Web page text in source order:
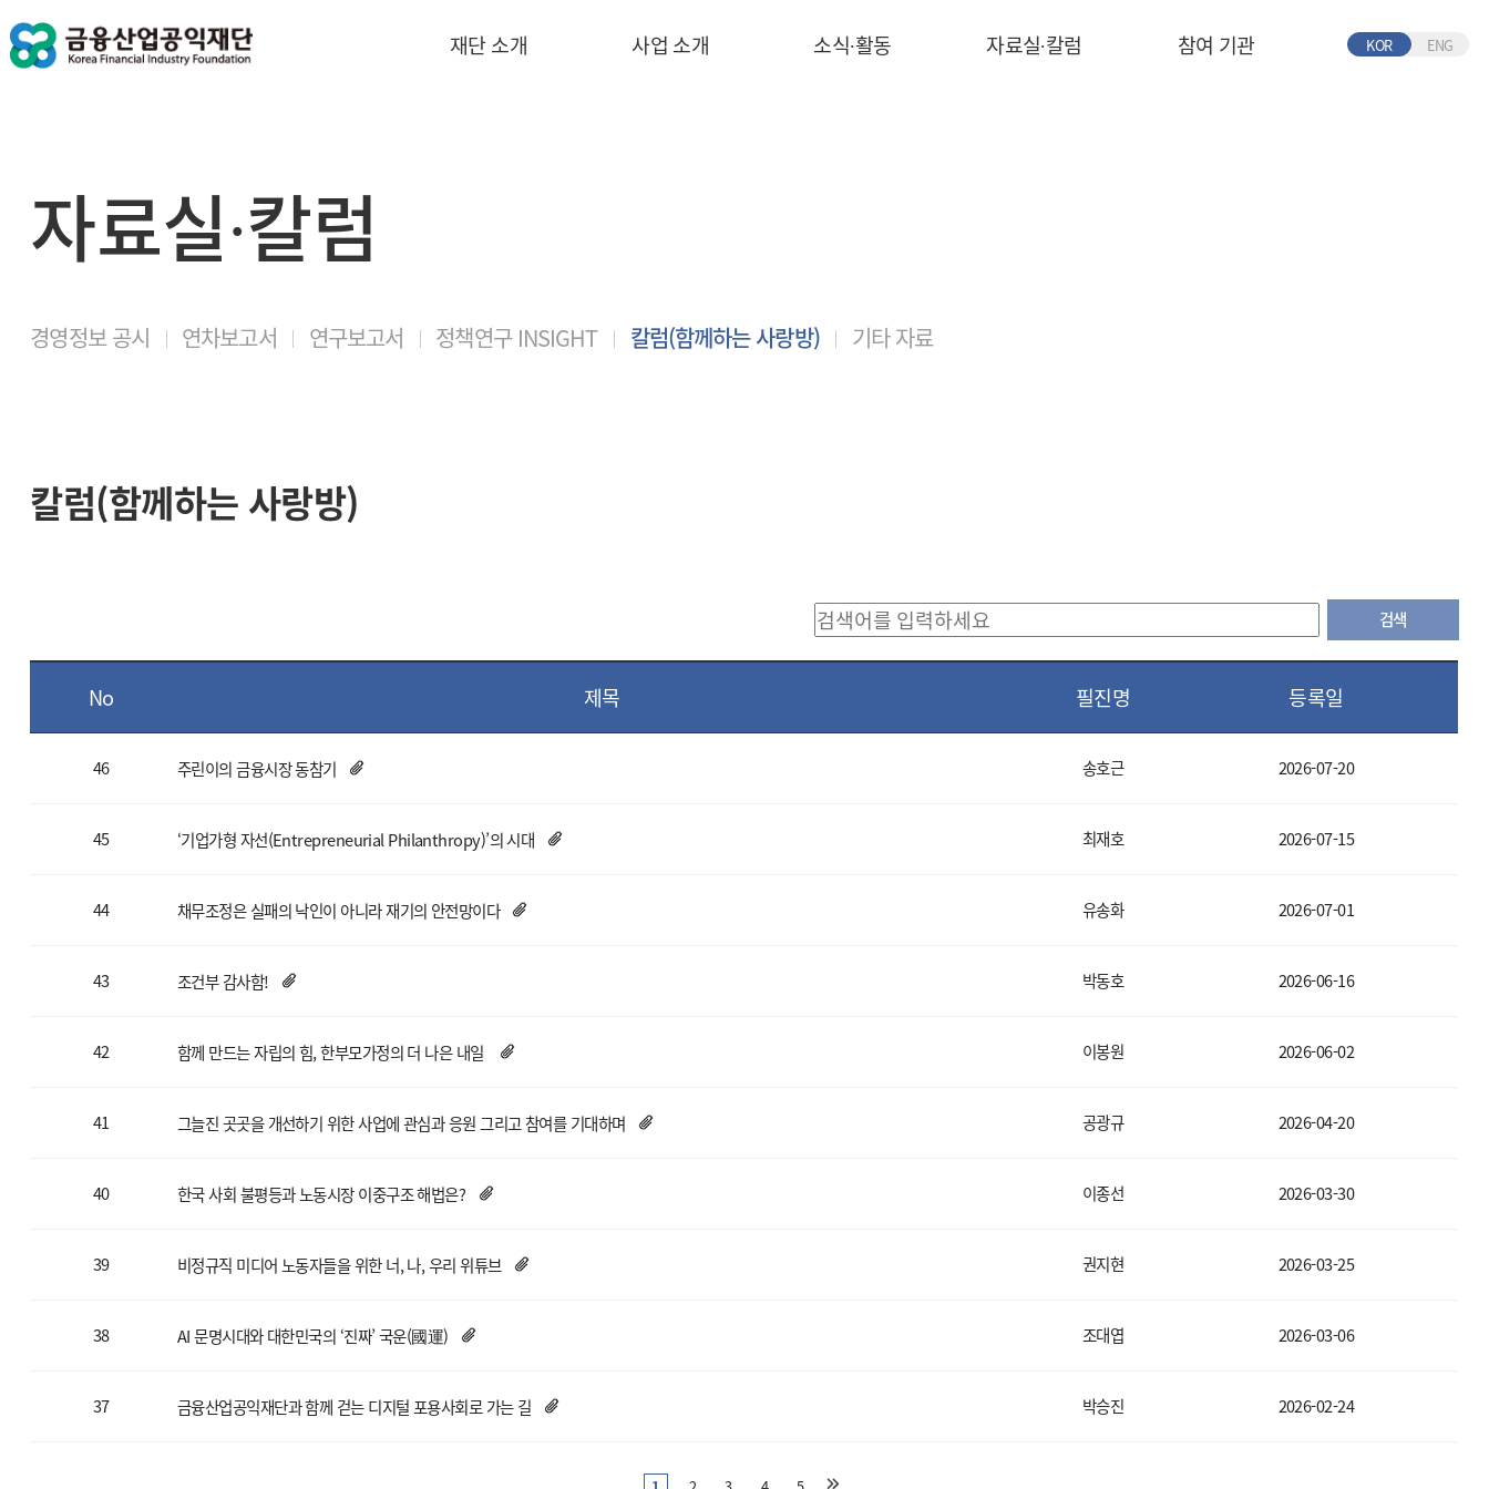
재단 소개 사업 소개 소식∙활동 자료실∙칼럼 참여 기관 KOR ENG
자료실∙칼럼
경영정보 공시 연차보고서 연구보고서 정책연구 INSIGHT 칼럼(함께하는 사랑방) 기타 자료
칼럼(함께하는 사랑방)
검색
No 제목 필진명 등록일
46 주린이의 금융시장 동참기 송호근 2026-07-20
45 ‘기업가형 자선(Entrepreneurial Philanthropy)’의 시대 최재호 2026-07-15
44 채무조정은 실패의 낙인이 아니라 재기의 안전망이다 유송화 2026-07-01
43 조건부 감사함! 박동호 2026-06-16
42 함께 만드는 자립의 힘, 한부모가정의 더 나은 내일 이봉원 2026-06-02
41 그늘진 곳곳을 개선하기 위한 사업에 관심과 응원 그리고 참여를 기대하며 공광규 2026-04-20
40 한국 사회 불평등과 노동시장 이중구조 해법은? 이종선 2026-03-30
39 비정규직 미디어 노동자들을 위한 너, 나, 우리 위튜브 권지현 2026-03-25
38 AI 문명시대와 대한민국의 ‘진짜’ 국운(國運) 조대엽 2026-03-06
37 금융산업공익재단과 함께 걷는 디지털 포용사회로 가는 길 박승진 2026-02-24